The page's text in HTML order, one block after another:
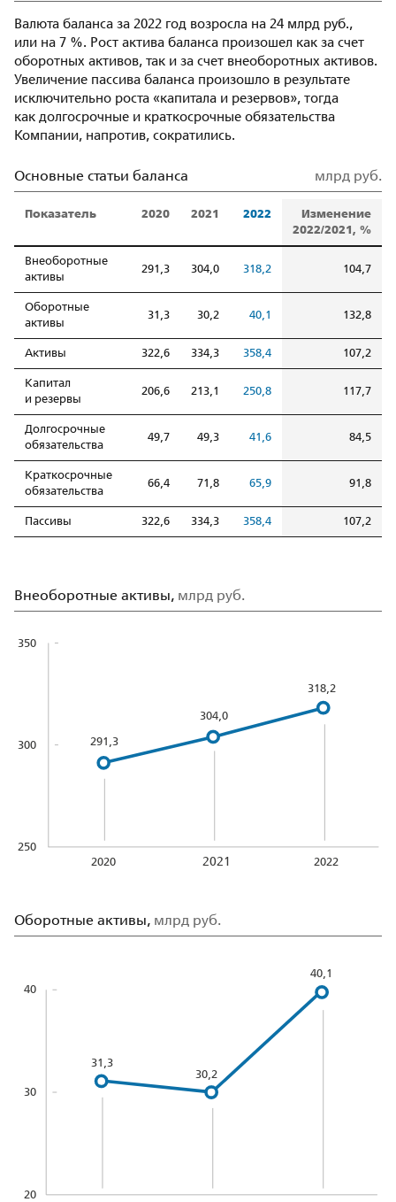
Валюта баланса за 2022 год возросла на 24 млрд руб.,
или на 7 %. Рост актива баланса произошел как за счет
оборотных активов, так и за счет внеоборотных активов.
Увеличение пассива баланса произошло в результате
исключительно роста «капитала и резервов», тогда
как долгосрочные и краткосрочные обязательства
Компании, напротив, сократились.
Основные статьи баланса млрд руб.
Показатель 2020 2021 2022
Изменение
2022/2021, %
Внеоборотные
активы
291,3 304,0 318,2 104,7
Оборотные
активы
31,3 30,2 40,1 132,8
Активы 322,6 334,3 358,4 107,2
Капитал
и резервы
206,6 213,1 250,8 117,7
Долгосрочные
обязательства
49,7 49,3 41,6 84,5
Краткосрочные
обязательства
66,4 71,8 65,9 91,8
Пассивы 322,6 334,3 358,4 107,2
Внеоборотные активы, млрд руб.
250
300 291,3
304,0
318,2
350
2020 2021 2022
Оборотные активы, млрд руб.
20
30
40
31,3
40,1
30,2